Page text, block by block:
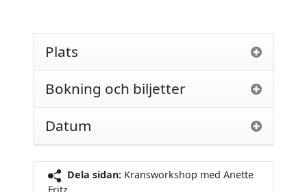
Plats
Bokning och biljetter
Datum
Dela sidan: Kransworkshop med Anette